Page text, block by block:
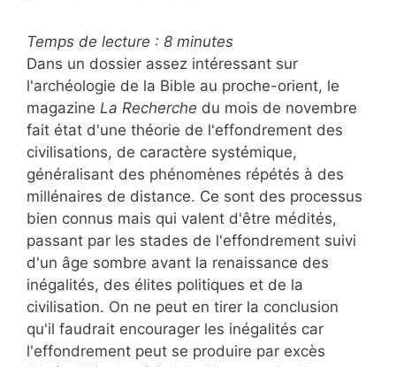
Temps de lecture : 8 minutes
Dans un dossier assez intéressant sur
l'archéologie de la Bible au proche-orient, le
magazine La Recherche du mois de novembre
fait état d'une théorie de l'effondrement des
civilisations, de caractère systémique,
généralisant des phénomènes répétés à des
millénaires de distance. Ce sont des processus
bien connus mais qui valent d'être médités,
passant par les stades de l'effondrement suivi
d'un âge sombre avant la renaissance des
inégalités, des élites politiques et de la
civilisation. On ne peut en tirer la conclusion
qu'il faudrait encourager les inégalités car
l'effondrement peut se produire par excès